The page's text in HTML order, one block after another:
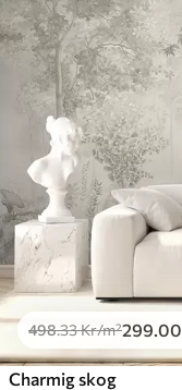
498.33Kr/m²299 .00
Charmig skog